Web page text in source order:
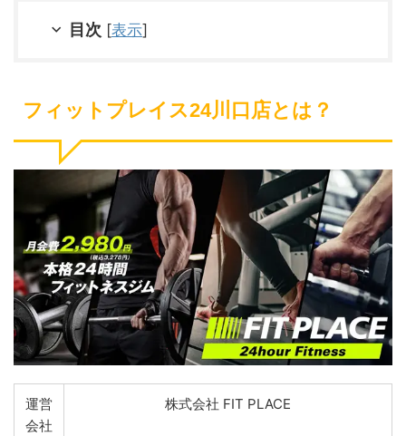
目次 [表示]
フィットプレイス24川口店とは？
運営
会社
株式会社 FIT PLACE